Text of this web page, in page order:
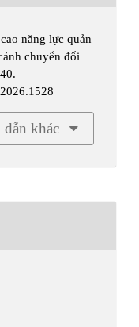
năng lực quản
chuyển đổi
khác